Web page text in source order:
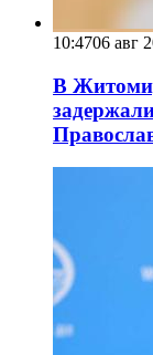
10:4706 авг
В